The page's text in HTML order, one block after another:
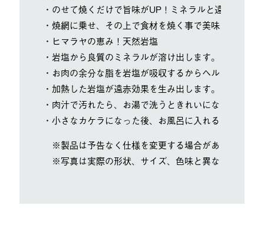
・のせて焼くだけで旨味がUP！ミネラルと遠赤外線効
・焼網に乗せ、その上で食材を焼く事で美味しく焼き
・ヒマラヤの恵み！天然岩塩
・岩塩から良質のミネラルが溶け出します。
・お肉の余分な脂を岩塩が吸収するからヘルシー
・加熱した岩塩が遠赤効果を生み出します。
・肉汁で汚れたら、お湯で洗うときれいになります。
・小さなカケラになった後、お風呂に入れると、お肌
※製品は予告なく仕様を変更する場合があります。
※写真は実際の形状、サイズ、色味と異なる場合が